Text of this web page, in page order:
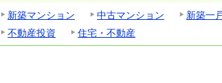
新築マンション
中古マンション 新築一
不動産投資
住宅・不動産